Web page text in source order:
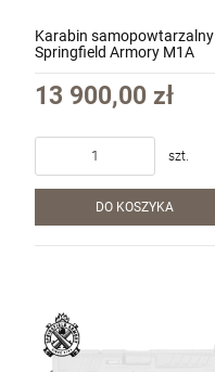
Karabin samopowtarzalny
Springfield Armory M1A
13 900,00 zł
szt.
DO KOSZYKA